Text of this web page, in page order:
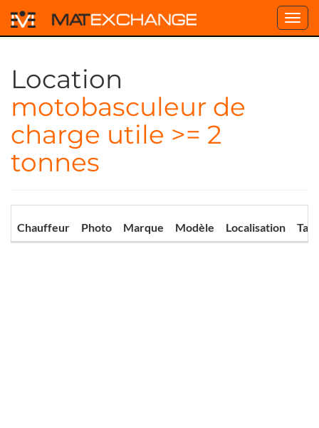
Location
motobasculeur de
charge utile >= 2
tonnes
Chauffeur Photo Marque Modèle Localisation